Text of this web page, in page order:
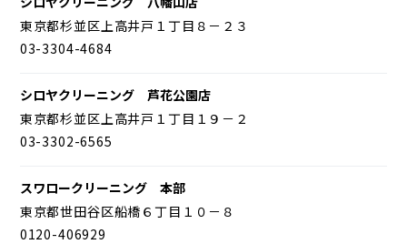
東京都杉並区上高井戸１丁目８－２３
03-3304-4684
シロヤクリーニング 芦花公園店
東京都杉並区上高井戸１丁目１９－２
03-3302-6565
スワロークリーニング 本部
東京都世田谷区船橋６丁目１０－８
0120-406929